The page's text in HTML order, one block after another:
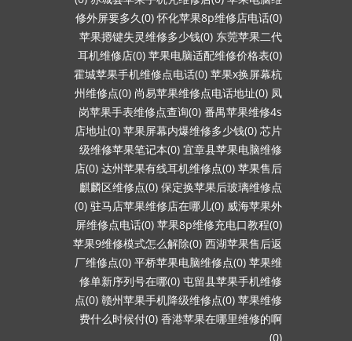
修外屏要多久(0) 怀化苹果8p维修店电话(0)
苹果摁键失灵维修多少钱(0) 东莞苹果二代
耳机维修店(0) 苹果电脑适配维修价格表(0)
霍城苹果手机维修点电话(0) 苹果x换屏幕杭
州维修点(0) 尚易苹果维修点电话地址(0) 凤
岗苹果手表维修点查询(0) 番禺苹果维修4s
店地址(0) 苹果屏幕内爆维修多少钱(0) 芯片
级维修苹果笔记本(0) 宜章县苹果电脑维修
店(0) 达州苹果有线耳机维修点(0) 苹果售后
麒麟区维修点(0) 保定换苹果后玻璃维修点
(0) 驻马店苹果维修店在哪儿(0) 威海苹果外
屏维修点电话(0) 苹果8p维修充电口教程(0)
苹果9维修模式怎么解除(0) 西湖苹果售后返
厂维修点(0) 平桥苹果电脑维修点(0) 苹果维
修单新序列号在哪(0) 屯留县苹果手机维修
点(0) 赣州苹果手机降级维修点(0) 苹果维修
费什么时候付(0) 香港苹果在哪里维修的啊
(0)